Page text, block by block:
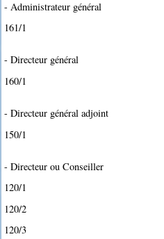
- Administrateur général
161/1
- Directeur général
160/1
- Directeur général adjoint
150/1
- Directeur ou Conseiller
120/1
120/2
120/3